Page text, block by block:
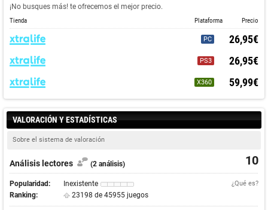
¡No busques más! te ofrecemos el mejor precio.
Tienda Plataforma Precio
PC 26,95€
PS3 26,95€
X360 59,99€
VALORACIÓN Y ESTADÍSTICAS
Sobre el sistema de valoración
10
Análisis lectores (2 análisis)
Popularidad: Inexistente ¿Qué es?
Ranking: 23198 de 45955 juegos